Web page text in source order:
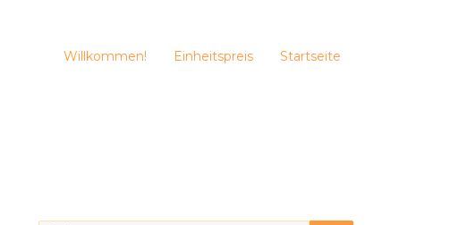
Willkommen! Einheitspreis Startseite